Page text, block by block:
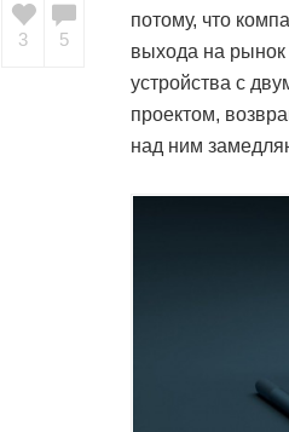
3 5
потому, что
выхода на рынок
устройства с
проектом,
над ним